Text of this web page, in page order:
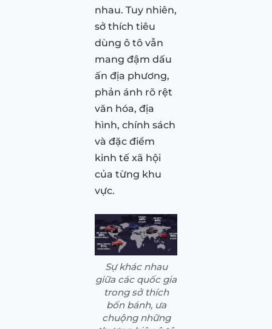
nhau. Tuy nhiên,
sở thích tiêu
dùng ô tô vẫn
mang đậm dấu
ấn địa phương,
phản ánh rõ rệt
văn hóa, địa
hình, chính sách
và đặc điểm
kinh tế xã hội
của từng khu
vực.
Sự khác nhau
giữa các quốc gia
trong sở thích
bốn bánh, ưa
chuộng những